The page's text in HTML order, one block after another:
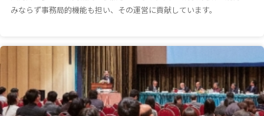
みならず事務局的機能も担い、その運営に貢献しています。